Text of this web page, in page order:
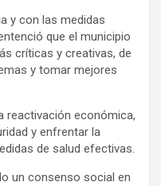
y con las medidas
que el municipio
críticas y creativas, de
y tomar mejores
reactivación económica,
y enfrentar la
de salud efectivas.
un consenso social en